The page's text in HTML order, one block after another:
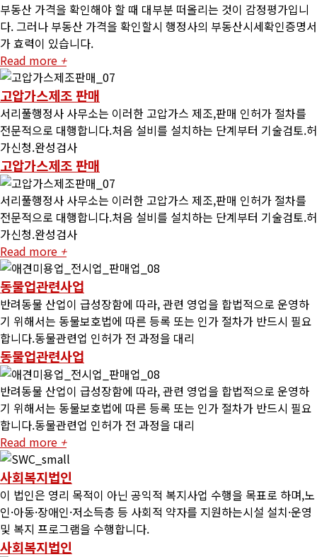
부동산 가격을 확인해야 할 때 대부분 떠올리는 것이 감정평가입니
다. 그러나 부동산 가격을 확인할시 행정사의 부동산시세확인증명서
가 효력이 있습니다.
Read more +
고압가스제조 판매
서리풀행정사 사무소는 이러한 고압가스 제조,판매 인허가 절차를
전문적으로 대행합니다.처음 설비를 설치하는 단계부터 기술검토.허
가신청.완성검사
고압가스제조 판매
서리풀행정사 사무소는 이러한 고압가스 제조,판매 인허가 절차를
전문적으로 대행합니다.처음 설비를 설치하는 단계부터 기술검토.허
가신청.완성검사
Read more +
동물업관련사업
반려동물 산업이 급성장함에 따라, 관련 영업을 합법적으로 운영하
기 위해서는 동물보호법에 따른 등록 또는 인가 절차가 반드시 필요
합니다.동물관련업 인허가 전 과정을 대리
동물업관련사업
반려동물 산업이 급성장함에 따라, 관련 영업을 합법적으로 운영하
기 위해서는 동물보호법에 따른 등록 또는 인가 절차가 반드시 필요
합니다.동물관련업 인허가 전 과정을 대리
Read more +
사회복지법인
이 법인은 영리 목적이 아닌 공익적 복지사업 수행을 목표로 하며,노
인·아동·장애인·저소득층 등 사회적 약자를 지원하는시설 설치·운영
및 복지 프로그램을 수행합니다.
사회복지법인